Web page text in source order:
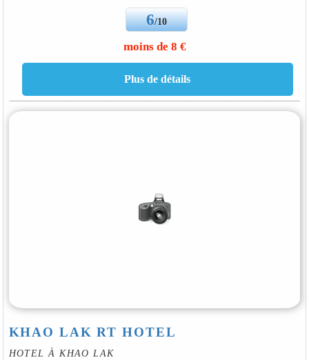
6/10
moins de 8 €
KHAO LAK RT HOTEL
HOTEL À KHAO LAK